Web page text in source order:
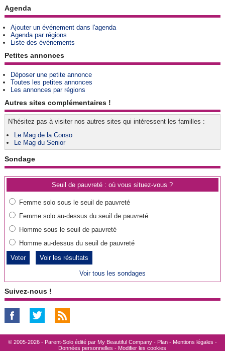
Agenda
Ajouter un événement dans l'agenda
Agenda par régions
Liste des événements
Petites annonces
Déposer une petite annonce
Toutes les petites annonces
Les annonces par régions
Autres sites complémentaires !
N'hésitez pas à visiter nos autres sites qui intéressent les familles :
Le Mag de la Conso
Le Mag du Senior
Sondage
Seuil de pauvreté : où vous situez-vous ?
Femme solo sous le seuil de pauvreté
Femme solo au-dessus du seuil de pauvreté
Homme sous le seuil de pauvreté
Homme au-dessus du seuil de pauvreté
Voir les résultats
Voir tous les sondages
Suivez-nous !
© 2005-2026 - Parent-Solo édité par My Beautiful Company- Plan- Mentions légales -
Données personnelles - Modifier les cookies